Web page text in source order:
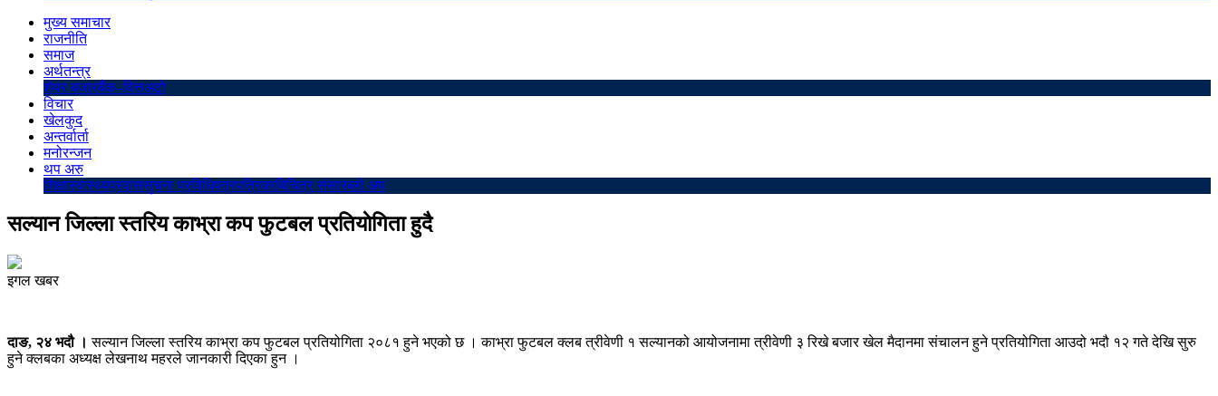
मुख्य समाचार
राजनीति
समाज
अर्थतन्त्र
शेयर बजारबैंक–वित्तअटो
विचार
खेलकुद
अन्तर्वार्ता
मनोरन्जन
थप अरु
शिक्षास्वास्थ्यप्रवाससुचना प्रविधिपत्रपत्रिकाबिचित्र संसारब्लो अप
सल्यान जिल्ला स्तरिय काभ्रा कप फुटबल प्रतियाेगिता हुदै
इगल खबर
दाङ, २४ भदौ । सल्यान जिल्ला स्तरिय काभ्रा कप फुटबल प्रतियोगिता २०८१ हुने भएको छ । काभ्रा फुटबल क्लब त्रीवेणी १ सल्यानको आयोजनामा त्रीवेणी ३ रिखे बजार खेल मैदानमा संचालन हुने प्रतियोगिता आउदो भदौ १२ गते देखि सुरु
हुने क्लबका अध्यक्ष लेखनाथ महरले जानकारी दिएका हुन ।